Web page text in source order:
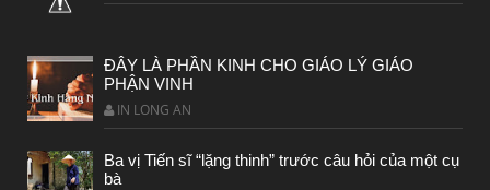
ĐÂY LÀ PHẦN KINH CHO GIÁO LÝ GIÁO
PHẬN VINH
IN LONG AN
Ba vị Tiến sĩ “lặng thinh” trước câu hỏi của một cụ
bà